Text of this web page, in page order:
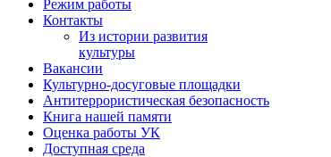
Режим работы
Контакты
Из истории развития
культуры
Вакансии
Культурно-досуговые площадки
Антитеррористическая безопасность
Книга нашей памяти
Оценка работы УК
Доступная среда